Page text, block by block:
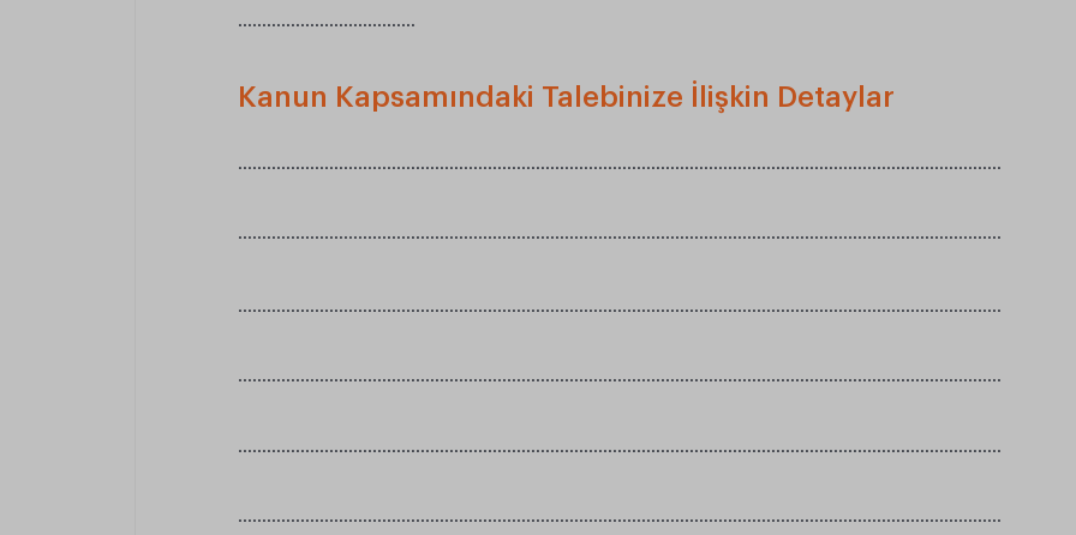
……………………………….
Kanun Kapsamındaki Talebinize İlişkin Detaylar
……………………………………………………………………………………………………………………………………………
……………………………………………………………………………………………………………………………………………
……………………………………………………………………………………………………………………………………………
……………………………………………………………………………………………………………………………………………
……………………………………………………………………………………………………………………………………………
……………………………………………………………………………………………………………………………………………